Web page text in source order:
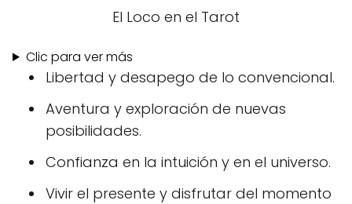
El Loco en el Tarot
Clic para ver más
Libertad y desapego de lo convencional.
Aventura y exploración de nuevas
posibilidades.
Confianza en la intuición y en el universo.
Vivir el presente y disfrutar del momento